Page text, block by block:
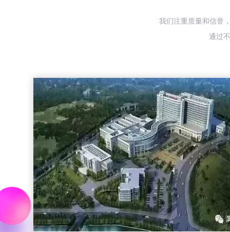
我们注重质量和信誉
通过